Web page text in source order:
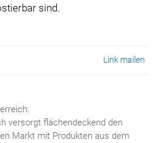
sind.
Link mailen
versorgt flächendeckend den
Markt mit Produkten aus dem